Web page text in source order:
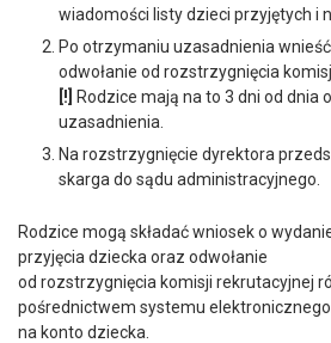
wiadomości listy dzieci przyjętych i
Po otrzymaniu uzasadnienia
odwołanie od rozstrzygnięcia
[!]
Rodzice mają na to 3 dni od dnia
uzasadnienia.
Na rozstrzygnięcie dyrektora
skarga do sądu administracyjnego.
Rodzice mogą składać wniosek o
przyjęcia dziecka oraz odwołanie
od rozstrzygnięcia komisji rekrutacyjnej
pośrednictwem systemu
na konto dziecka.